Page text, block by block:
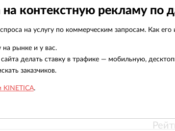
контекстную рекламу по
на услугу по коммерческим запросам. Как его
на рынке и у вас.
делать ставку в трафике — мобильную,
заказчиков.
KINETICA.